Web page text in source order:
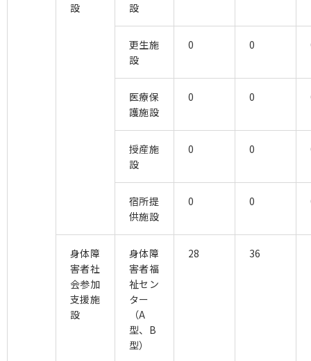
設
設
更生施
設
0 0
医療保
護施設
0 0
授産施
設
0 0
宿所提
供施設
0 0
身体障
害者社
会参加
支援施
設
身体障
害者福
祉セン
ター
（A
型、B
型）
28 36